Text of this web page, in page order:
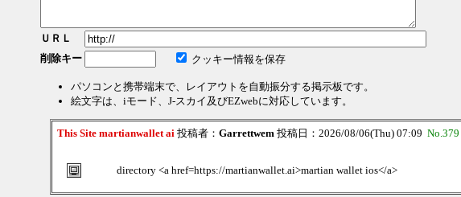
ＵＲＬ
削除キー
クッキー情報を保存
パソコンと携帯端末で、レイアウトを自動振分する掲示板です。
絵文字は、iモード、J-スカイ及びEZwebに対応しています。
This Site martianwallet ai投稿者： Garrettwem投稿日：2026/08/06(Thu) 07:09 No.379
directory <a href=https://martianwallet.ai>martian wallet ios</a>